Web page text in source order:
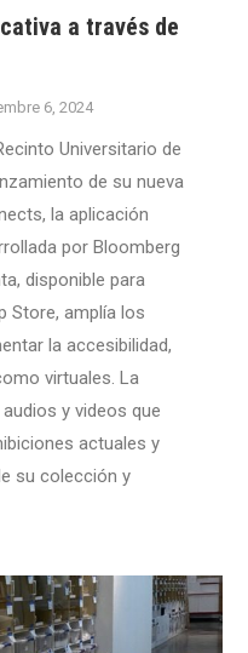
a través de
6, 2024
Universitario de
de su nueva
la aplicación
por Bloomberg
disponible para
Store, amplía los
la accesibilidad,
virtuales. La
y videos que
actuales y
su colección y